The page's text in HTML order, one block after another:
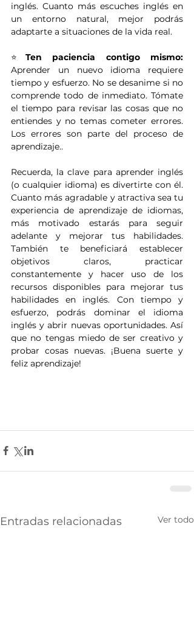
inglés. Cuanto más escuches inglés en
un entorno natural, mejor podrás
adaptarte a situaciones de la vida real.
⭐ Ten paciencia contigo mismo:
Aprender un nuevo idioma requiere
tiempo y esfuerzo. No se desanime si no
comprende todo de inmediato. Tómate
el tiempo para revisar las cosas que no
entiendes y no temas cometer errores.
Los errores son parte del proceso de
aprendizaje..
Recuerda, la clave para aprender inglés
(o cualquier idioma) es divertirte con él.
Cuanto más agradable y atractiva sea tu
experiencia de aprendizaje de idiomas,
más motivado estarás para seguir
adelante y mejorar tus habilidades.
También te beneficiará establecer
objetivos claros, practicar
constantemente y hacer uso de los
recursos disponibles para mejorar tus
habilidades en inglés. Con tiempo y
esfuerzo, podrás dominar el idioma
inglés y abrir nuevas oportunidades. Así
que no tengas miedo de ser creativo y
probar cosas nuevas. ¡Buena suerte y
feliz aprendizaje!
Entradas relacionadas Ver todo